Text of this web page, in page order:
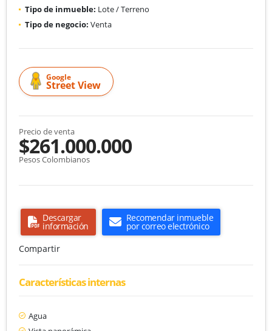
Tipo de inmueble: Lote / Terreno
Tipo de negocio: Venta
Google
Street View
Precio de venta
$261.000.000
Pesos Colombianos
Descargar
información
Recomendar inmueble
por correo electrónico
Compartir
Características internas
Agua